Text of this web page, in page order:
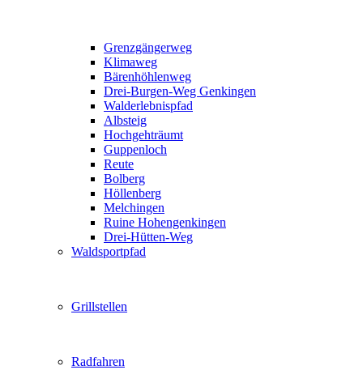
Grenzgängerweg
Klimaweg
Bärenhöhlenweg
Drei-Burgen-Weg Genkingen
Walderlebnispfad
Albsteig
Hochgehträumt
Guppenloch
Reute
Bolberg
Höllenberg
Melchingen
Ruine Hohengenkingen
Drei-Hütten-Weg
Waldsportpfad
Grillstellen
Radfahren